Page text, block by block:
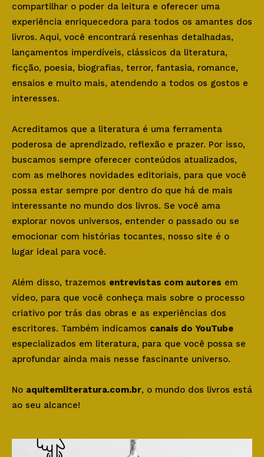
compartilhar o poder da leitura e oferecer uma
experiência enriquecedora para todos os amantes dos
livros. Aqui, você encontrará resenhas detalhadas,
lançamentos imperdíveis, clássicos da literatura,
ficção, poesia, biografias, terror, fantasia, romance,
ensaios e muito mais, atendendo a todos os gostos e
interesses.
Acreditamos que a literatura é uma ferramenta
poderosa de aprendizado, reflexão e prazer. Por isso,
buscamos sempre oferecer conteúdos atualizados,
com as melhores novidades editoriais, para que você
possa estar sempre por dentro do que há de mais
interessante no mundo dos livros. Se você ama
explorar novos universos, entender o passado ou se
emocionar com histórias tocantes, nosso site é o
lugar ideal para você.
Além disso, trazemos entrevistas com autores em
vídeo, para que você conheça mais sobre o processo
criativo por trás das obras e as experiências dos
escritores. Também indicamos canais do YouTube
especializados em literatura, para que você possa se
aprofundar ainda mais nesse fascinante universo.
No aquitemliteratura.com.br, o mundo dos livros está
ao seu alcance!